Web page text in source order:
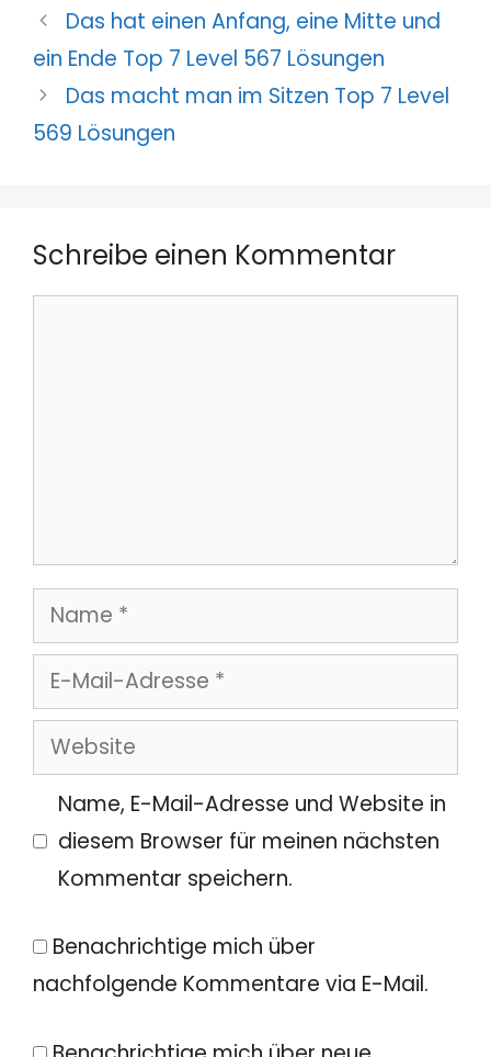
Das hat einen Anfang, eine Mitte und
ein Ende Top 7 Level 567 Lösungen
Das macht man im Sitzen Top 7 Level
569 Lösungen
Schreibe einen Kommentar
Name
E-
Mail-
Adresse
Website
Name, E-Mail-Adresse und Website in
diesem Browser für meinen nächsten
Kommentar speichern.
Benachrichtige mich über
nachfolgende Kommentare via E-Mail.